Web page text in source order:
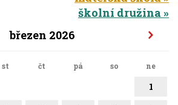
školní družina
březen 2026
st čt pá so ne
1